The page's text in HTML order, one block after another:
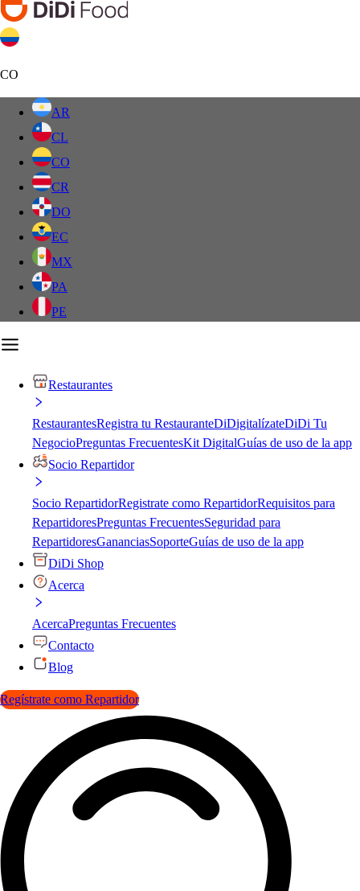
CO
AR
CL
CO
CR
DO
EC
MX
PA
PE
Restaurantes
RestaurantesRegistra tu RestauranteDiDigitalízateDiDi Tu
NegocioPreguntas FrecuentesKit DigitalGuías de uso de la app
Socio Repartidor
Socio RepartidorRegistrate como RepartidorRequisitos para
RepartidoresPreguntas FrecuentesSeguridad para
RepartidoresGananciasSoporteGuías de uso de la app
DiDi Shop
Acerca
AcercaPreguntas Frecuentes
Contacto
Blog
Regístrate como Repartidor